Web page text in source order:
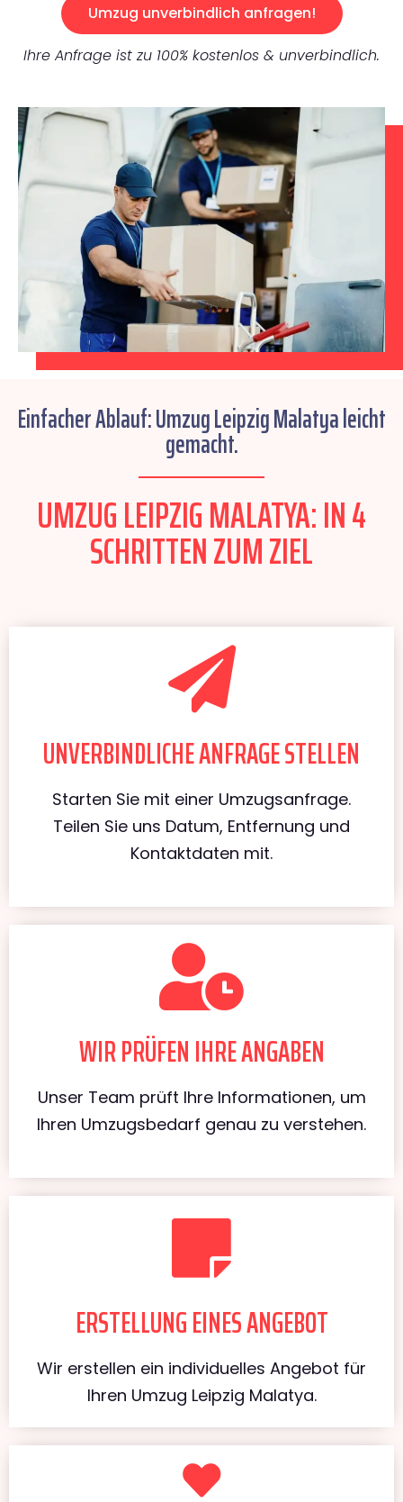
Umzug unverbindlich anfragen!
Ihre Anfrage ist zu 100% kostenlos & unverbindlich.
Einfacher Ablauf: Umzug Leipzig Malatya leicht
gemacht.
UMZUG LEIPZIG MALATYA: IN 4
SCHRITTEN ZUM ZIEL
UNVERBINDLICHE ANFRAGE STELLEN
Starten Sie mit einer Umzugsanfrage.
Teilen Sie uns Datum, Entfernung und
Kontaktdaten mit.
WIR PRÜFEN IHRE ANGABEN
Unser Team prüft Ihre Informationen, um
Ihren Umzugsbedarf genau zu verstehen.
ERSTELLUNG EINES ANGEBOT
Wir erstellen ein individuelles Angebot für
Ihren Umzug Leipzig Malatya.